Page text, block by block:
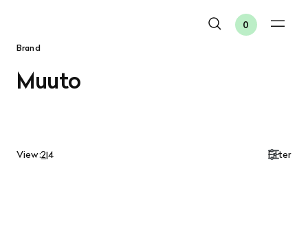
0
Brand
Muuto
View:2|4 Filter